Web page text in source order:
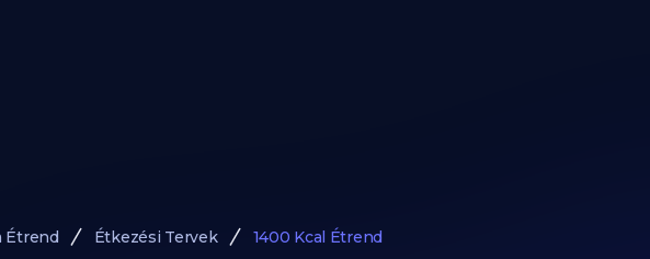
Étrend Étkezési Tervek 1400 Kcal Étrend